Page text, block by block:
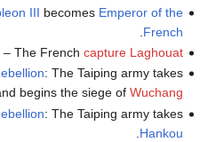
III becomes Emperor of the
French
– The French capture Laghouat
: The Taiping army takes
begins the siege of Wuchang
: The Taiping army takes
Hankou